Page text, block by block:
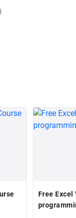
Free Excel